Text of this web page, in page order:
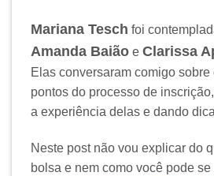
Mariana Tesch foi
Amanda Baião e Clarissa
Elas conversaram comigo
pontos do processo de
a experiência delas e dando
Neste post não vou explicar do
bolsa e nem como você pode se